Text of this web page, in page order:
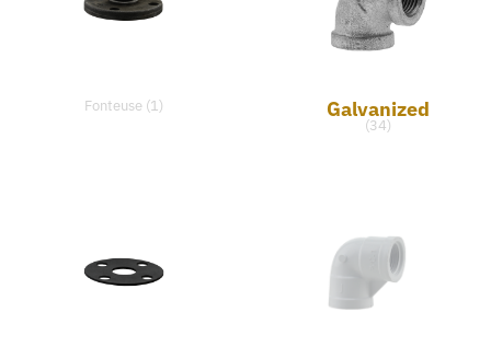
Fonteuse (1) Galvanized
(34)